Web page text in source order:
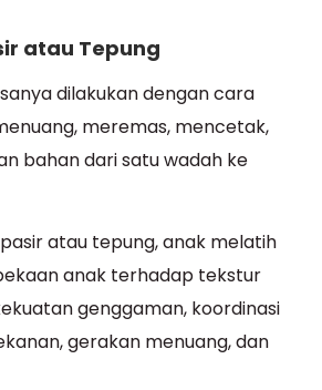
atau Tepung
dilakukan dengan cara
meremas, mencetak,
bahan dari satu wadah ke
atau tepung, anak melatih
anak terhadap tekstur
genggaman, koordinasi
gerakan menuang, dan